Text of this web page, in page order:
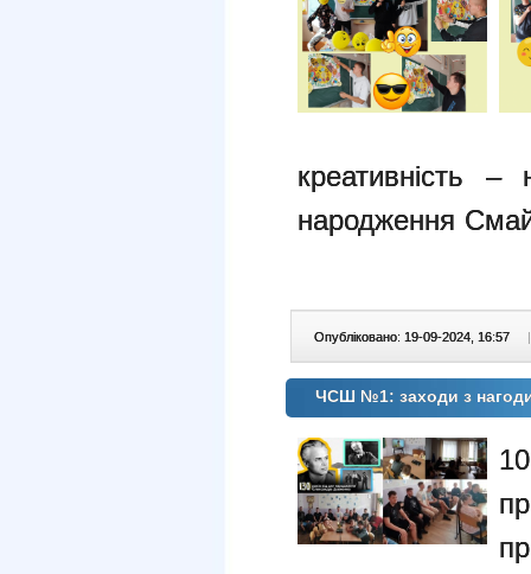
креативність
народження
Опубліковано: 19-09-2024, 16:57 |
ЧСШ №1: заходи з нагоди